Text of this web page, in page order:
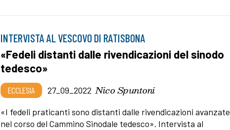
INTERVISTA AL VESCOVO DI RATISBONA
«Fedeli distanti dalle rivendicazioni del sinodo
tedesco»
ECCLESIA 27_09_2022 Nico Spuntoni
«I fedeli praticanti sono distanti dalle rivendicazioni avanzate
nel corso del Cammino Sinodale tedesco». Intervista al